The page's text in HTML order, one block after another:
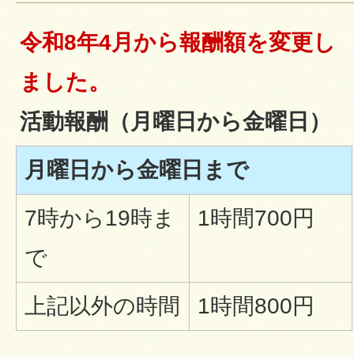
令和8年4月から報酬額を変更し
ました。
活動報酬（月曜日から金曜日）
月曜日から金曜日まで
7時から19時ま
で
1時間700円
上記以外の時間 1時間800円